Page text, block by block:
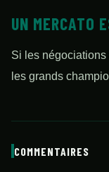
UN MERCATO
Si les
les grands
COMMENTAIRES